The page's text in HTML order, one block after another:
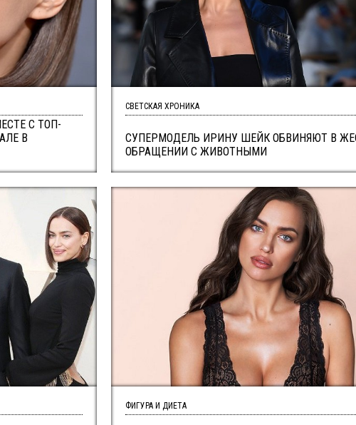
С ТОП-
В
СУПЕРМОДЕЛЬ ИРИНУ ШЕЙК ОБВИНЯЮТ В
ОБРАЩЕНИИ С ЖИВОТНЫМИ
СВЕТСКАЯ ХРОНИКА
ФИГУРА И ДИЕТА